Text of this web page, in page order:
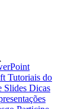
Tutoriais do
Slides Dicas